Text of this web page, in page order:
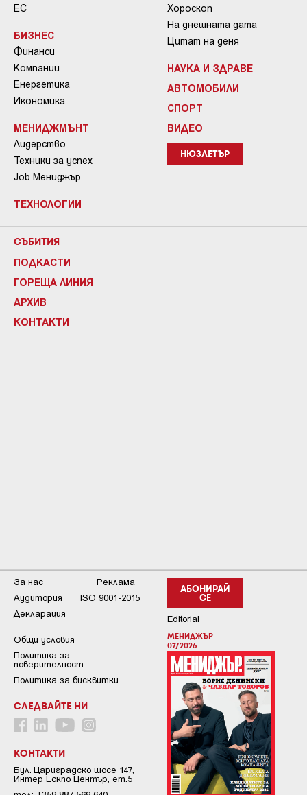
ЕС
БИЗНЕС
Финанси
Компании
Енергетика
Икономика
МЕНИДЖМЪНТ
Лидерство
Техники за успех
Job Мениджър
ТЕХНОЛОГИИ
Хороскоп
На днешната дата
Цитат на деня
НАУКА И ЗДРАВЕ
АВТОМОБИЛИ
СПОРТ
ВИДЕО
НЮЗЛЕТЪР
СЪБИТИЯ
ПОДКАСТИ
ГОРЕЩА ЛИНИЯ
АРХИВ
КОНТАКТИ
АБОНИРАЙ
СЕ
Editorial
МЕНИДЖЪР
07/2026
За нас
Реклама
Аудитория
ISO 9001-2015
Декларация
Общи условия
Пoлитикa зa
пoвepитeлнocт
Политика за бисквитки
СЛЕДВАЙТЕ НИ
КОНТАКТИ
Бул. Цариградско шосе 147,
Интер Ескпо Център, ет.5